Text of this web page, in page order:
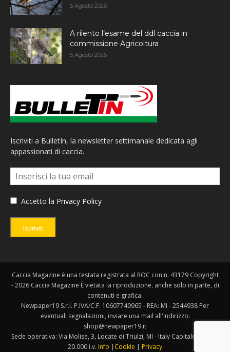
5 Agosto 2026
A rilento l’esame del ddl caccia in
commissione Agricoltura
5 Agosto 2026
Iscriviti a BulletIn, la newsletter settimanale dedicata agli
appassionati di caccia.
Accetto la Privacy Policy
Iscriviti
Caccia Magazine è una testata registrata al ROC con n. 43179 Copyright
- 2026 Caccia Magazine È vietata la riproduzione, anche solo in parte, di
contenuti e grafica.
Newpaper19 S.r.l. P.IVA/C.F. 10607740965 - REA: MI - 2544938 Per
eventuali segnalazioni, inviare una mail all'indirizzo:
shop@newpaper19.it
Sede operativa: Via Molise, 3, Locate di Triulzi, MI - Italy Capitale Sociale:
20.000 i.v. Info | Cookie | Privacy